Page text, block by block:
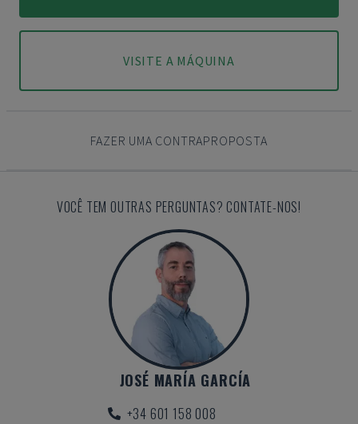
VISITE A MÁQUINA
FAZER UMA CONTRAPROPOSTA
VOCÊ TEM OUTRAS PERGUNTAS? CONTATE-NOS!
JOSÉ MARÍA GARCÍA
+34 601 158 008